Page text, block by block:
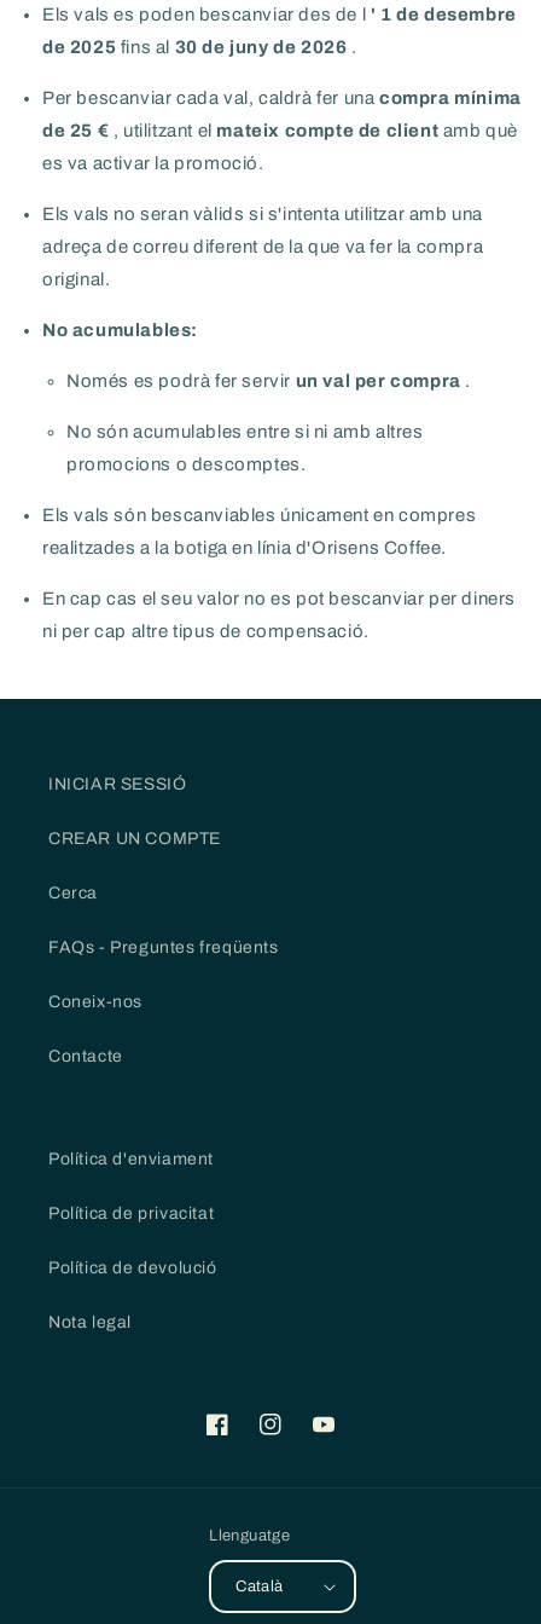
Els vals es poden bescanviar des de l ' 1 de desembre
de 2025 fins al 30 de juny de 2026 .
Per bescanviar cada val, caldrà fer una compra mínima
de 25 € , utilitzant el mateix compte de client amb què
es va activar la promoció.
Els vals no seran vàlids si s'intenta utilitzar amb una
adreça de correu diferent de la que va fer la compra
original.
No acumulables:
Només es podrà fer servir un val per compra .
No són acumulables entre si ni amb altres
promocions o descomptes.
Els vals són bescanviables únicament en compres
realitzades a la botiga en línia d'Orisens Coffee.
En cap cas el seu valor no es pot bescanviar per diners
ni per cap altre tipus de compensació.
INICIAR SESSIÓ
CREAR UN COMPTE
Cerca
FAQs - Preguntes freqüents
Coneix-nos
Contacte
Política d'enviament
Política de privacitat
Política de devolució
Nota legal
FacebookInstagramYouTube
Llenguatge
Català